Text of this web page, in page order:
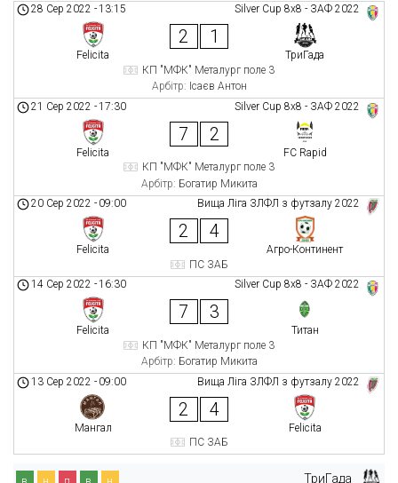
Silver Cup 8х8 - ЗАФ 2022
28 Сер 2022 -13:15
Felicita
2 1
ТриГада
КП "МФК" Металург поле 3
Арбітр: Ісаєв Антон
Silver Cup 8х8 - ЗАФ 2022
21 Сер 2022 -17:30
Felicita
7 2
FC Rapid
КП "МФК" Металург поле 3
Арбітр: Богатир Микита
Вища Ліга ЗЛФЛ з футзалу 2022
20 Сер 2022 - 09:00
Felicita
2 4
Агро-Континент
ПС ЗАБ
Silver Cup 8х8 - ЗАФ 2022
14 Сер 2022 -16:30
Felicita
7 3
Титан
КП "МФК" Металург поле 3
Арбітр: Богатир Микита
Вища Ліга ЗЛФЛ з футзалу 2022
13 Сер 2022 - 09:00
Мангал
2 4
Felicita
ПС ЗАБ
ТриГада